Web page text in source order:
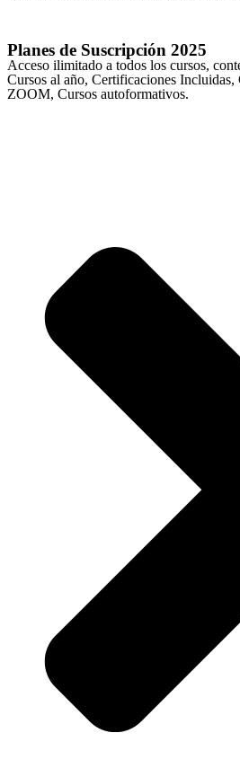
Planes de Suscripción 2025
Acceso ilimitado a todos los cursos,
Cursos al año, Certificaciones
ZOOM, Cursos autoformativos.